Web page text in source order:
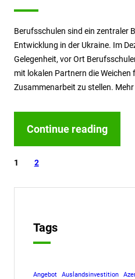
Berufsschulen sind ein zentraler
Entwicklung in der Ukraine. Im
Gelegenheit, vor Ort
mit lokalen Partnern die Weichen
Zusammenarbeit zu stellen. Mehr
Continue reading
1 2
Tags
Angebot Auslandsinvestition